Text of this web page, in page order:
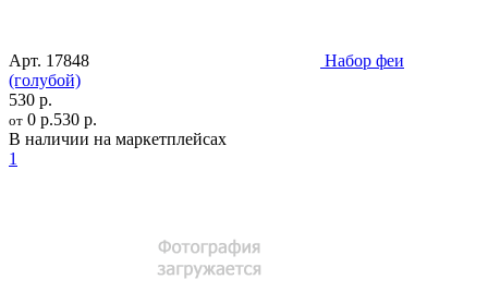
Арт. 17848
Набор феи
(голубой)
530 р.
от 0 р.530 р.
В наличии на маркетплейсах
1